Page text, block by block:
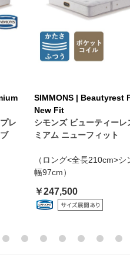
レ
SIMMONS | Beautyrest
New Fit
シモンズ ビューティーレ
ミアム ニューフィット
（ロング<全長210cm>シ
幅97cm）
￥247,500